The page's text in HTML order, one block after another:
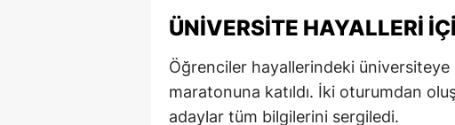
Tokat
Trabzon
Tunceli
ÜNIVERSITE HAYALLERI
Öğrenciler hayallerindeki
maratonuna katıldı. İki oturumdan
adaylar tüm bilgilerini sergiledi.